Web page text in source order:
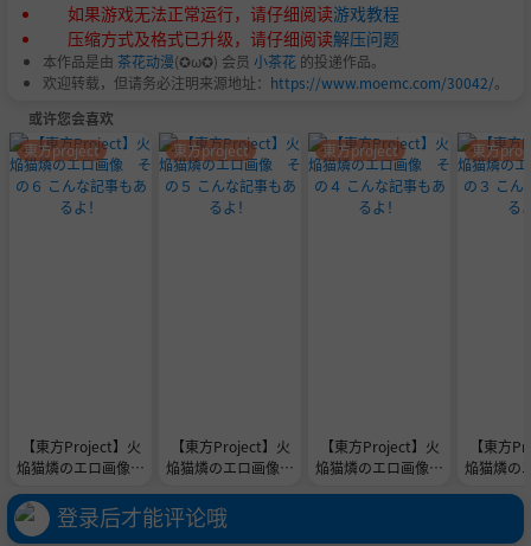
如果游戏无法正常运行，请仔细阅读游戏教程
压缩方式及格式已升级，请仔细阅读解压问题
本作品是由 茶花动漫(✪ω✪) 会员 小茶花 的投递作品。
欢迎转载，但请务必注明来源地址： https://www.moemc.com/30042/。
或许您会喜欢
【東方Project】火
焔猫燐のエロ画像
もあるよ！
東方project
【東方Project】火
焔猫燐のエロ画像
もあるよ！
東方project
【東方Project】火
焔猫燐のエロ画像
東方project
【東方
焔猫燐
も
東方
登录后才能评论哦